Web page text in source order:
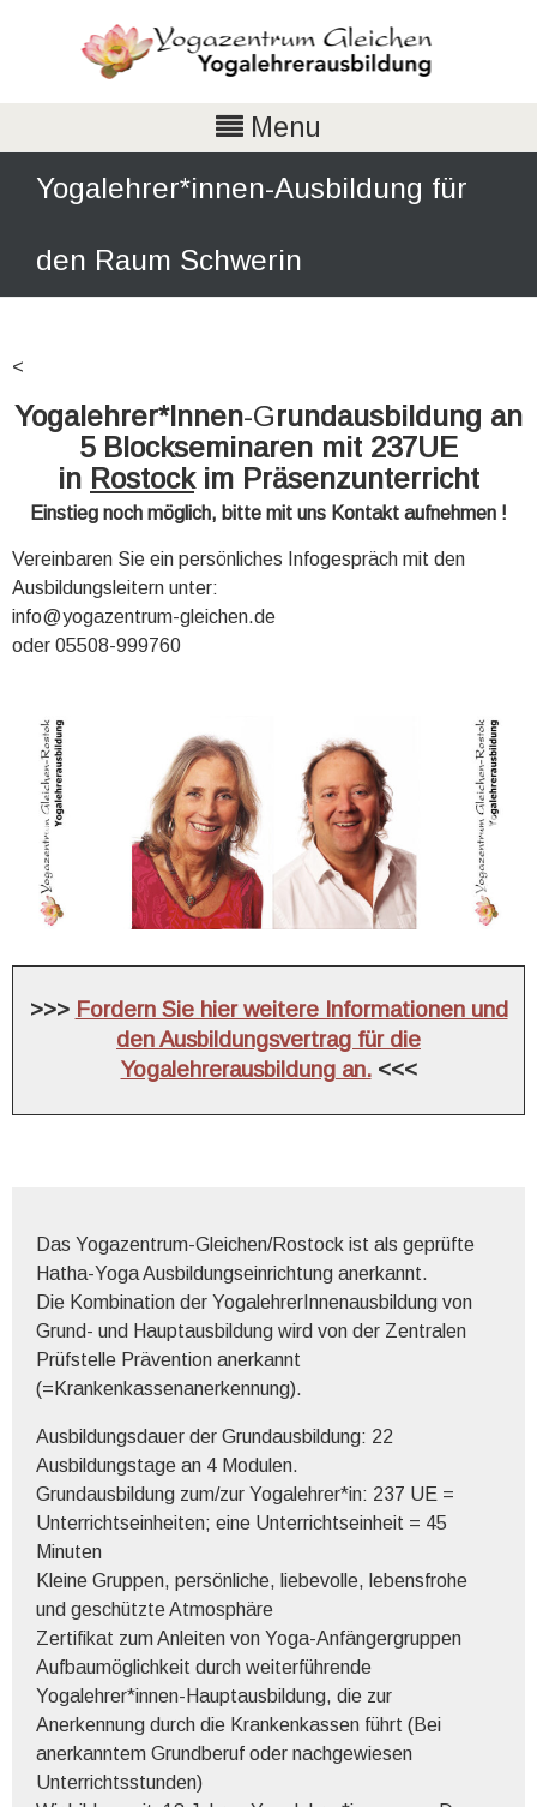
Menu
Yogalehrer*innen-Ausbildung für
den Raum Schwerin
<
Yogalehrer*Innen-Grundausbildung an
5 Blockseminaren mit 237UE
in Rostockim Präsenzunterricht
Einstieg noch möglich, bitte mit uns Kontakt aufnehmen !
Vereinbaren Sie ein persönliches Infogespräch mit den
Ausbildungsleitern unter:
info@yogazentrum-gleichen.de
oder 05508-999760
>>> Fordern Sie hier weitere Informationen und
den Ausbildungsvertrag für die
Yogalehrerausbildung an.<<<
Das Yogazentrum-Gleichen/Rostock ist als geprüfte
Hatha-Yoga Ausbildungseinrichtung anerkannt.
Die Kombination der YogalehrerInnenausbildung von
Grund- und Hauptausbildung wird von der Zentralen
Prüfstelle Prävention anerkannt
(=Krankenkassenanerkennung).
Ausbildungsdauer der Grundausbildung: 22
Ausbildungstage an 4 Modulen.
Grundausbildung zum/zur Yogalehrer*in: 237 UE =
Unterrichtseinheiten; eine Unterrichtseinheit = 45
Minuten
Kleine Gruppen, persönliche, liebevolle, lebensfrohe
und geschützte Atmosphäre
Zertifikat zum Anleiten von Yoga-Anfängergruppen
Aufbaumöglichkeit durch weiterführende
Yogalehrer*innen-Hauptausbildung, die zur
Anerkennung durch die Krankenkassen führt (Bei
anerkanntem Grundberuf oder nachgewiesen
Unterrichtsstunden)